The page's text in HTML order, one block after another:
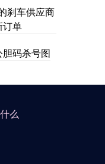
刹车供应商
订单
码杀号图
么